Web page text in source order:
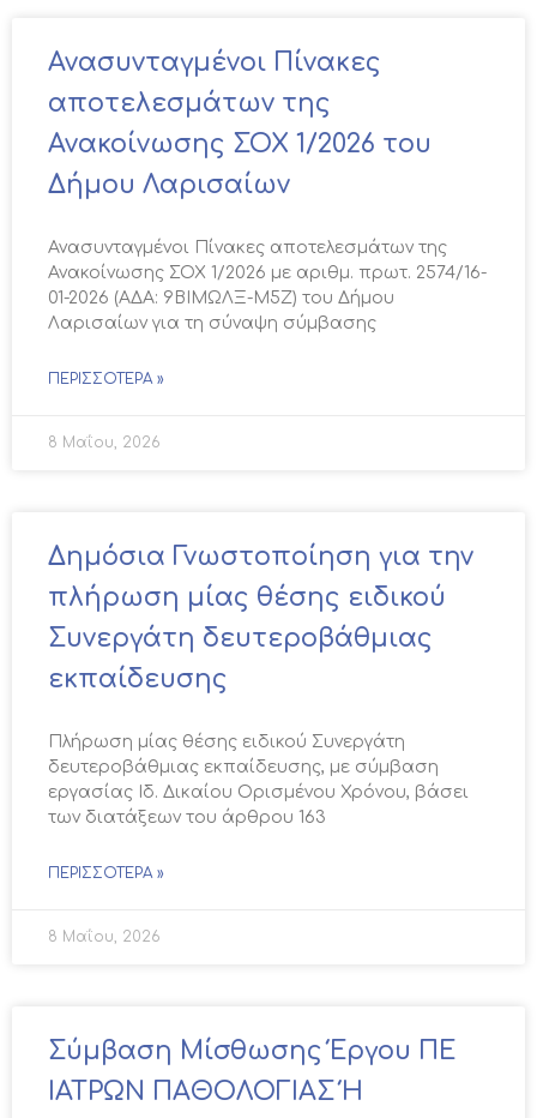
Ανασυνταγμένοι Πίνακες
αποτελεσμάτων της
Ανακοίνωσης ΣΟΧ 1/2026 του
Δήμου Λαρισαίων
Ανασυνταγμένοι Πίνακες αποτελεσμάτων της
Ανακοίνωσης ΣΟΧ 1/2026 με αριθμ. πρωτ. 2574/16-
01-2026 (ΑΔΑ: 9ΒΙΜΩΛΞ-Μ5Ζ) του Δήμου
Λαρισαίων για τη σύναψη σύμβασης
ΠΕΡΙΣΣΌΤΕΡΑ »
8 Μαΐου, 2026
Δημόσια Γνωστοποίηση για την
πλήρωση μίας θέσης ειδικού
Συνεργάτη δευτεροβάθμιας
εκπαίδευσης
Πλήρωση μίας θέσης ειδικού Συνεργάτη
δευτεροβάθμιας εκπαίδευσης, με σύμβαση
εργασίας Ιδ. Δικαίου Ορισμένου Χρόνου, βάσει
των διατάξεων του άρθρου 163
ΠΕΡΙΣΣΌΤΕΡΑ »
8 Μαΐου, 2026
Σύμβαση Μίσθωσης Έργου ΠΕ
ΙΑΤΡΩΝ ΠΑΘΟΛΟΓΙΑΣ Ή